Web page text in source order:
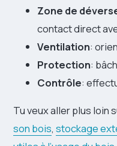
Zone de
contact direct
Ventilation:
Protection:
Contrôle:
Tu veux aller plus loin
son bois, stockage